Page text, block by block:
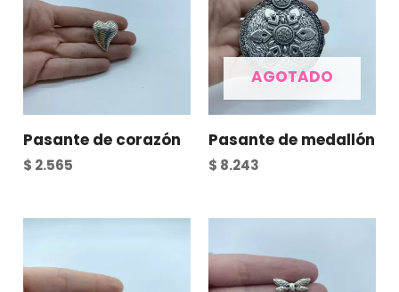
Pasante de corazón
$ 2.565
AGOTADO
Pasante de medallón
$ 8.243